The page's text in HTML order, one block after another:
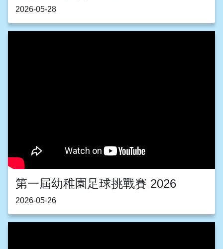
2026-05-28
第一屆幼稚園足球挑戰賽 2026
2026-05-26